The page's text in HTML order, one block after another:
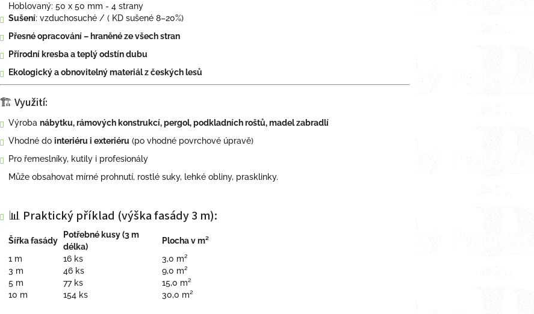
Hoblovaný: 50 x 50 mm - 4 strany
Sušení: vzduchosuché / ( KD sušené 8–20%)
Přesné opracování – hraněné ze všech stran
Přírodní kresba a teplý odstín dubu
Ekologický a obnovitelný materiál z českých lesů
🏗 Využití:
Výroba nábytku, rámových konstrukcí, pergol, podkladních roštů, madel zabradlí
Vhodné do interiéru i exteriéru (po vhodné povrchové úpravě)
Pro řemeslníky, kutily i profesionály
Může obsahovat mírné prohnutí, rostlé suky, lehké obliny, prasklinky.
📊 Praktický příklad (výška fasády 3 m):
Šířka fasády
Potřebné kusy (3 m
délka)
Plocha v m²
1 m
16 ks
3,0 m²
3 m
46 ks
9,0 m²
5 m
77 ks
15,0 m²
10 m
154 ks 30,0 m²